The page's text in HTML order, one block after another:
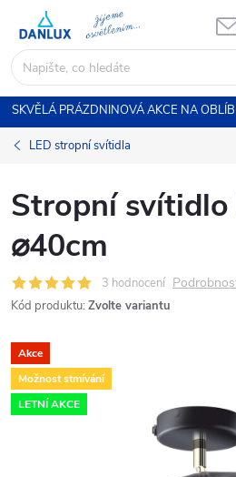
obsah
SKVĚLÁ PRÁZDNINOVÁ AKCE NA
LED stropní svítidla
Stropní svítidlo
⌀40cm
3 hodnocení
Kód produktu: Zvolte variantu
Akce
Možnost stmívání
LETNÍ AKCE